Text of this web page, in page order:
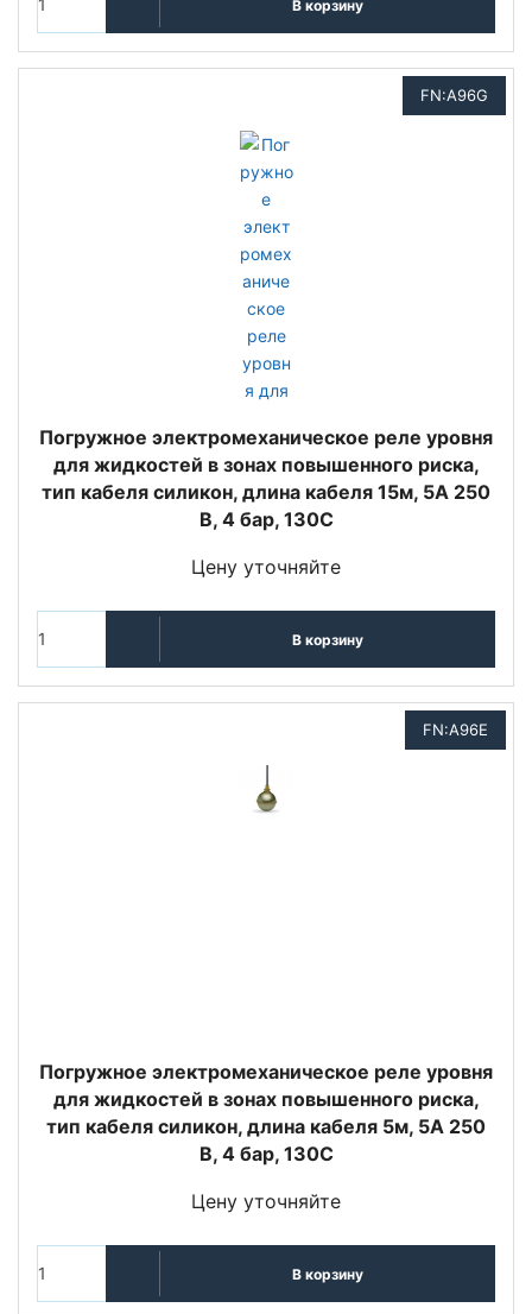
В корзину
FN:A96G
Погружное электромеханическое реле уровня
для жидкостей в зонах повышенного риска,
тип кабеля силикон, длина кабеля 15м, 5A 250
В, 4 бар, 130C
Цену уточняйте
В корзину
FN:A96E
Погружное электромеханическое реле уровня
для жидкостей в зонах повышенного риска,
тип кабеля силикон, длина кабеля 5м, 5A 250
В, 4 бар, 130C
Цену уточняйте
В корзину